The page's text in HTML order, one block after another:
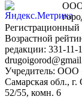
ООО
Возрастной
редакции: 331-11-
Учредитель: ООО
Самарская обл., г.
52/55, комн. 6